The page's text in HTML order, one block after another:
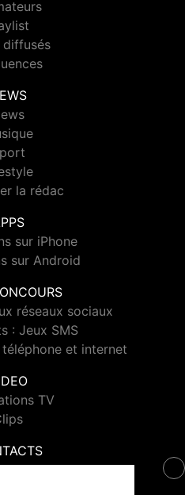
diffusés
la rédac
sur iPhone
sur Android
réseaux sociaux
: Jeux SMS
et internet
TV